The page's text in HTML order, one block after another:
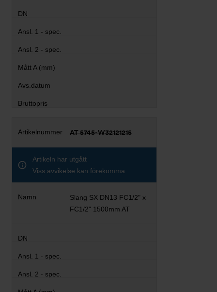
AT 5745-W32121215
Artikeln har utgått
Viss avvikelse kan förekomma
Slang SX DN13 FC1/2" x
FC1/2" 1500mm AT